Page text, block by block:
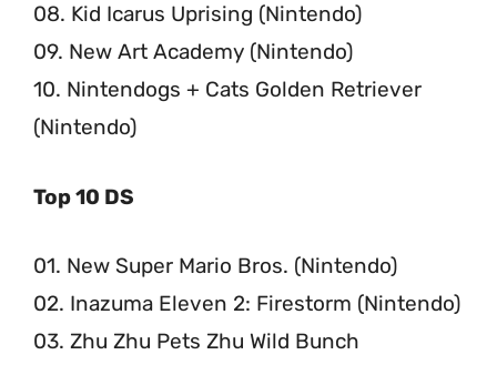
08. Kid Icarus Uprising (Nintendo)
09. New Art Academy (Nintendo)
10. Nintendogs + Cats Golden Retriever
(Nintendo)
Top 10 DS
01. New Super Mario Bros. (Nintendo)
02. Inazuma Eleven 2: Firestorm (Nintendo)
03. Zhu Zhu Pets Zhu Wild Bunch